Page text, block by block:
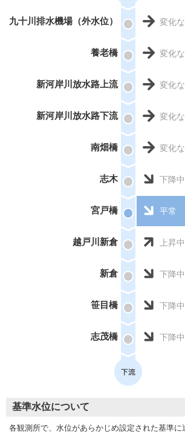
九十川排水機場（外水位） 変化
養老橋 変化
新河岸川放水路上流 変化
新河岸川放水路下流 変化
南畑橋 変化
志木 下降中
宮戸橋 平常
越戸川新倉 上昇中
新倉 下降中
笹目橋 下降中
志茂橋 下降中
基準水位について
各観測所で、水位があらかじめ設定された基準